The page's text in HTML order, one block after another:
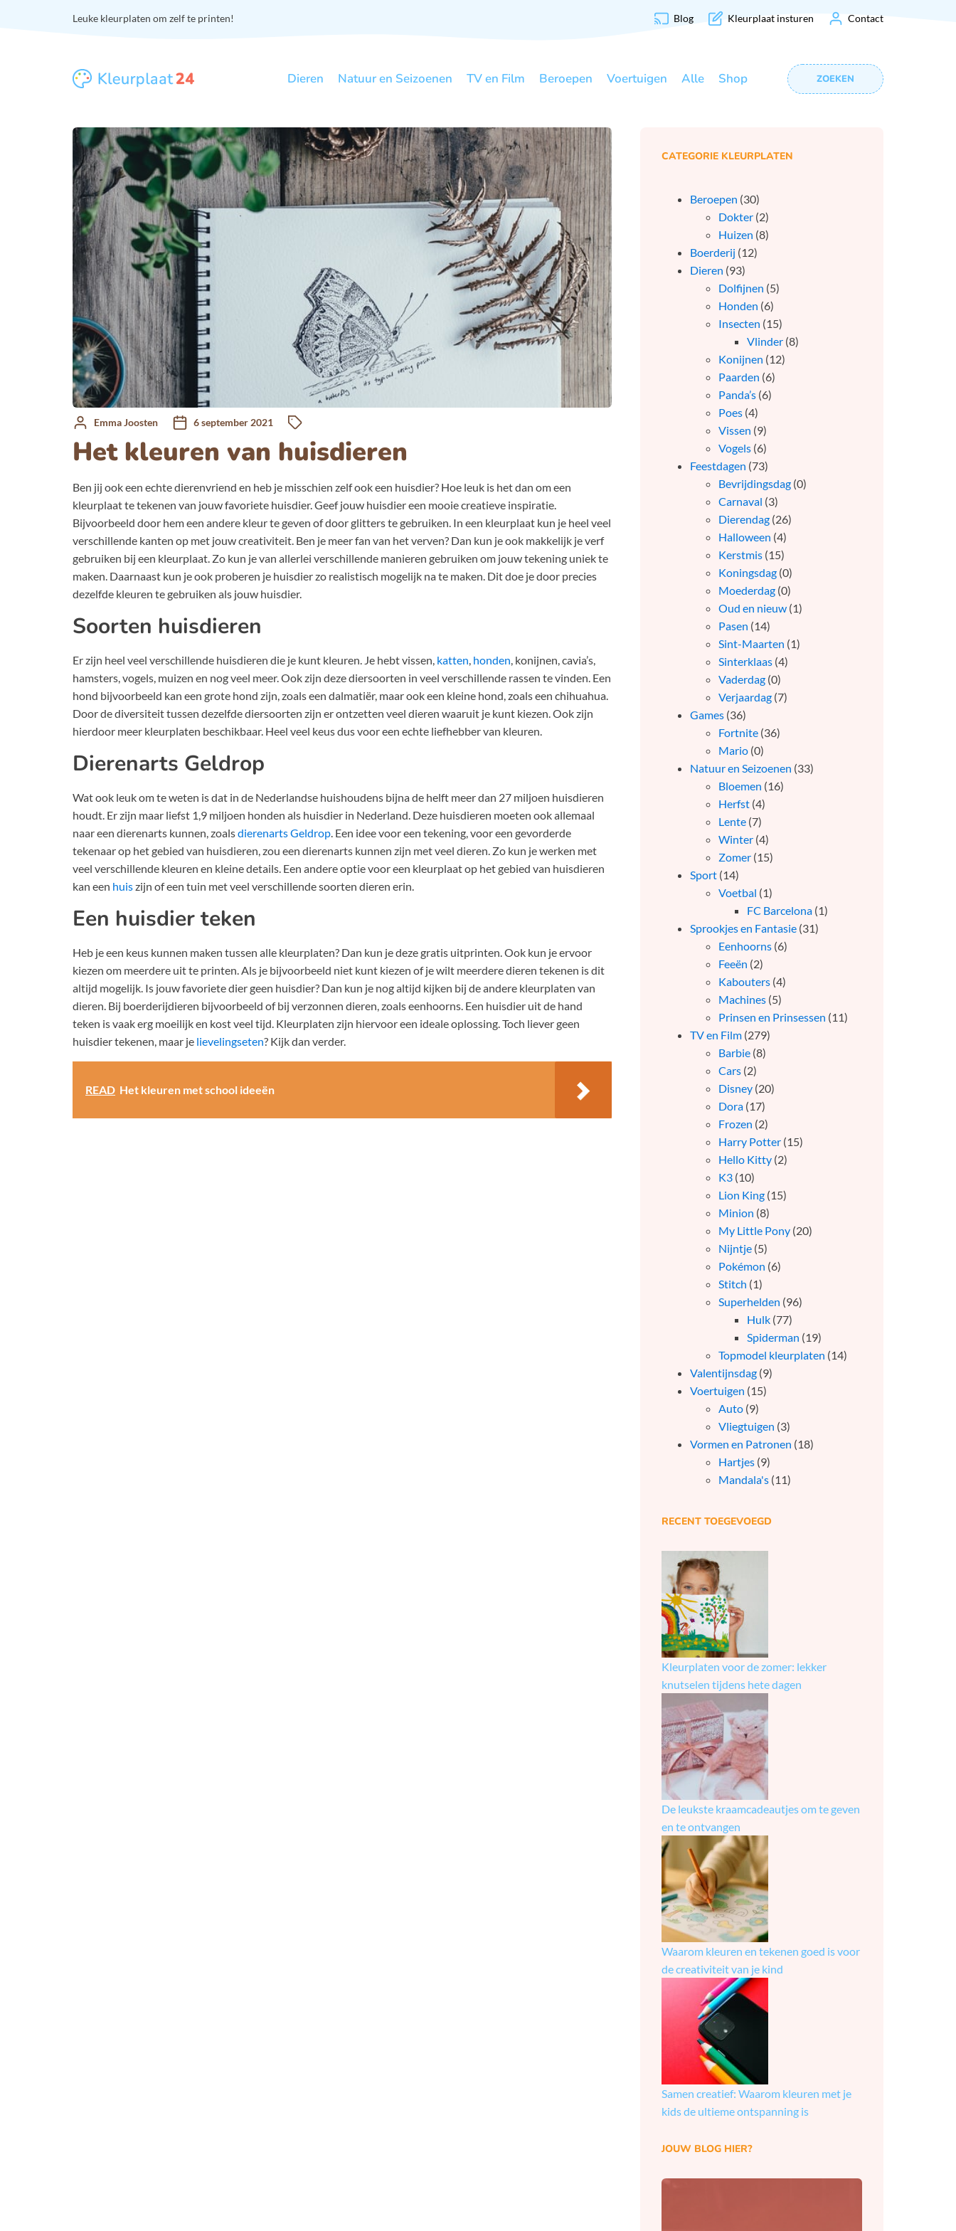
Leuke kleurplaten om zelf te printen! Blog Kleurplaat insturen Contact
Dieren Natuur en Seizoenen TV en Film Beroepen Voertuigen Alle Shop ZOEKEN
Emma Joosten 6 september 2021
Het kleuren van huisdieren
Ben jij ook een echte dierenvriend en heb je misschien zelf ook een huisdier? Hoe leuk is het dan om een
kleurplaat te tekenen van jouw favoriete huisdier. Geef jouw huisdier een mooie creatieve inspiratie.
Bijvoorbeeld door hem een andere kleur te geven of door glitters te gebruiken. In een kleurplaat kun je heel veel
verschillende kanten op met jouw creativiteit. Ben je meer fan van het verven? Dan kun je ook makkelijk je verf
gebruiken bij een kleurplaat. Zo kun je van allerlei verschillende manieren gebruiken om jouw tekening uniek te
maken. Daarnaast kun je ook proberen je huisdier zo realistisch mogelijk na te maken. Dit doe je door precies
dezelfde kleuren te gebruiken als jouw huisdier.
Soorten huisdieren
Er zijn heel veel verschillende huisdieren die je kunt kleuren. Je hebt vissen, katten, honden, konijnen, cavia’s,
hamsters, vogels, muizen en nog veel meer. Ook zijn deze diersoorten in veel verschillende rassen te vinden. Een
hond bijvoorbeeld kan een grote hond zijn, zoals een dalmatiër, maar ook een kleine hond, zoals een chihuahua.
Door de diversiteit tussen dezelfde diersoorten zijn er ontzetten veel dieren waaruit je kunt kiezen. Ook zijn
hierdoor meer kleurplaten beschikbaar. Heel veel keus dus voor een echte liefhebber van kleuren.
Dierenarts Geldrop
Wat ook leuk om te weten is dat in de Nederlandse huishoudens bijna de helft meer dan 27 miljoen huisdieren
houdt. Er zijn maar liefst 1,9 miljoen honden als huisdier in Nederland. Deze huisdieren moeten ook allemaal
naar een dierenarts kunnen, zoalsdierenarts Geldrop. Een idee voor een tekening, voor een gevorderde
tekenaar op het gebied van huisdieren, zou een dierenarts kunnen zijn met veel dieren. Zo kun je werken met
veel verschillende kleuren en kleine details. Een andere optie voor een kleurplaat op het gebied van huisdieren
kan een huiszijn of een tuin met veel verschillende soorten dieren erin.
Een huisdier teken
Heb je een keus kunnen maken tussen alle kleurplaten? Dan kun je deze gratis uitprinten. Ook kun je ervoor
kiezen om meerdere uit te printen. Als je bijvoorbeeld niet kunt kiezen of je wilt meerdere dieren tekenen is dit
altijd mogelijk. Is jouw favoriete dier geen huisdier? Dan kun je nog altijd kijken bij de andere kleurplaten van
dieren. Bij boerderijdieren bijvoorbeeld of bij verzonnen dieren, zoals eenhoorns. Een huisdier uit de hand
teken is vaak erg moeilijk en kost veel tijd. Kleurplaten zijn hiervoor een ideale oplossing. Toch liever geen
huisdier tekenen, maar je lievelingseten? Kijk dan verder.
READ Het kleuren met school ideeën
CATEGORIE KLEURPLATEN
Beroepen (30)
Dokter (2)
Huizen (8)
Boerderij (12)
Dieren (93)
Dolfijnen (5)
Honden (6)
Insecten (15)
Vlinder (8)
Konijnen (12)
Paarden (6)
Panda’s (6)
Poes (4)
Vissen (9)
Vogels (6)
Feestdagen (73)
Bevrijdingsdag (0)
Carnaval (3)
Dierendag (26)
Halloween (4)
Kerstmis (15)
Koningsdag (0)
Moederdag (0)
Oud en nieuw (1)
Pasen (14)
Sint-Maarten (1)
Sinterklaas (4)
Vaderdag (0)
Verjaardag (7)
Games (36)
Fortnite (36)
Mario (0)
Natuur en Seizoenen (33)
Bloemen (16)
Herfst (4)
Lente (7)
Winter (4)
Zomer (15)
Sport (14)
Voetbal (1)
FC Barcelona (1)
Sprookjes en Fantasie (31)
Eenhoorns (6)
Feeën (2)
Kabouters (4)
Machines (5)
Prinsen en Prinsessen (11)
TV en Film (279)
Barbie (8)
Cars (2)
Disney (20)
Dora (17)
Frozen (2)
Harry Potter (15)
Hello Kitty (2)
K3 (10)
Lion King (15)
Minion (8)
My Little Pony (20)
Nijntje (5)
Pokémon (6)
Stitch (1)
Superhelden (96)
Hulk (77)
Spiderman (19)
Topmodel kleurplaten (14)
Valentijnsdag (9)
Voertuigen (15)
Auto (9)
Vliegtuigen (3)
Vormen en Patronen (18)
Hartjes (9)
Mandala's (11)
RECENT TOEGEVOEGD
Kleurplaten voor de zomer: lekker
knutselen tijdens hete dagen
De leukste kraamcadeautjes om te geven
en te ontvangen
Waarom kleuren en tekenen goed is voor
de creativiteit van je kind
Samen creatief: Waarom kleuren met je
kids de ultieme ontspanning is
JOUW BLOG HIER?